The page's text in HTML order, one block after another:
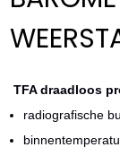
TFA draadloos
radiografische